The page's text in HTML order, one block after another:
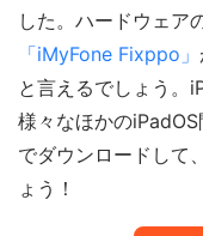
した。ハードウェア
「iMyFone Fixppo」
と言えるでしょう。
様々なほかの
でダウンロードして
ょう！